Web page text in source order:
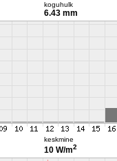
koguhulk
6.43 mm
keskmine
10 W/m2